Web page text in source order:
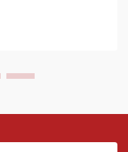
uitoefenen op